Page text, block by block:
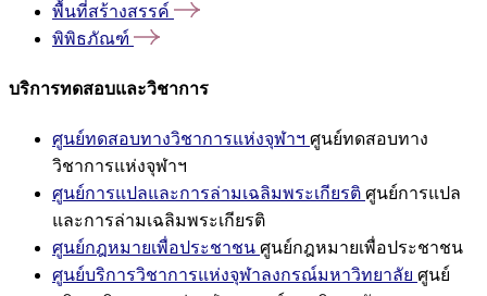
พื้นที่สร้างสรรค์
พิพิธภัณฑ์
บริการทดสอบและวิชาการ
ศูนย์ทดสอบทางวิชาการแห่งจุฬาฯ ศูนย์ทดสอบทาง
วิชาการแห่งจุฬาฯ
ศูนย์การแปลและการล่ามเฉลิมพระเกียรติ ศูนย์การแปล
และการล่ามเฉลิมพระเกียรติ
ศูนย์กฎหมายเพื่อประชาชน ศูนย์กฎหมายเพื่อประชาชน
ศูนย์บริการวิชาการแห่งจุฬาลงกรณ์มหาวิทยาลัย ศูนย์